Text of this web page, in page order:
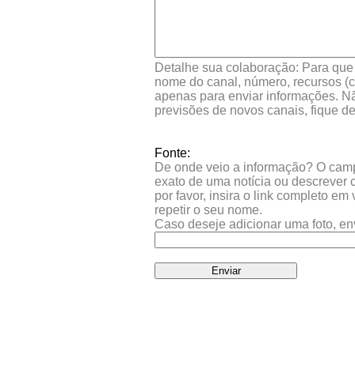
Detalhe sua colaboração: Para
nome do canal, número, recursos
apenas para enviar informações.
previsões de novos canais, fique
Fonte:
De onde veio a informação? O
exato de uma notícia ou descrever
por favor, insira o link completo
repetir o seu nome.
Caso deseje adicionar uma foto,